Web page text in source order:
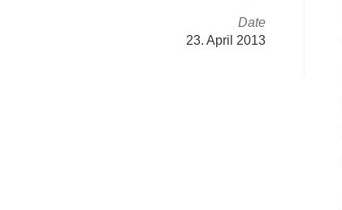
Date
23. April 2013